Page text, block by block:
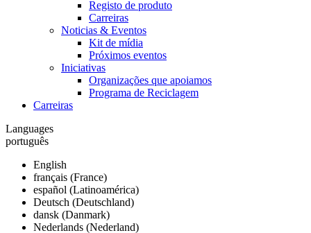
Registo de produto
Carreiras
Noticias & Eventos
Kit de mídia
Próximos eventos
Iniciativas
Organizações que apoiamos
Programa de Reciclagem
Carreiras
Languages
português
English
français (France)
español (Latinoamérica)
Deutsch (Deutschland)
dansk (Danmark)
Nederlands (Nederland)